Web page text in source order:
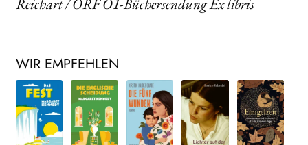
Reichart / ORF Ö1-Büchersendung Ex libris
WIR EMPFEHLEN